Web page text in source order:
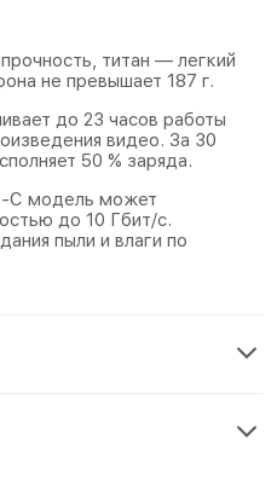
титан — легкий
не превышает 187 г.
до 23 часов работы
видео. За 30
50 % заряда.
C модель может
до 10 Гбит/с.
пыли и влаги по